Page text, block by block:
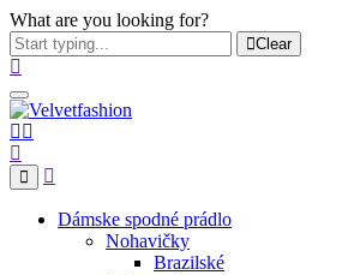
What are you looking for?
Clear
Dámske spodné prádlo
Nohavičky
Brazilské